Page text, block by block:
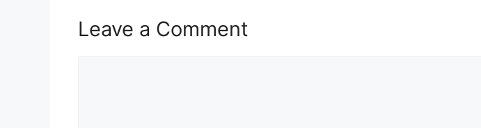
Leave a Comment